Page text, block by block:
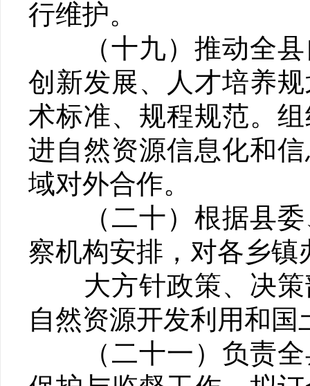
行维护。
（十九）推动全县
创新发展、人才培养
术标准、规程规范。
进自然资源信息化和
域对外合作。
（二十）根据县委
察机构安排，对各乡
大方针政策、决策
自然资源开发利用和
（二十一）负责全